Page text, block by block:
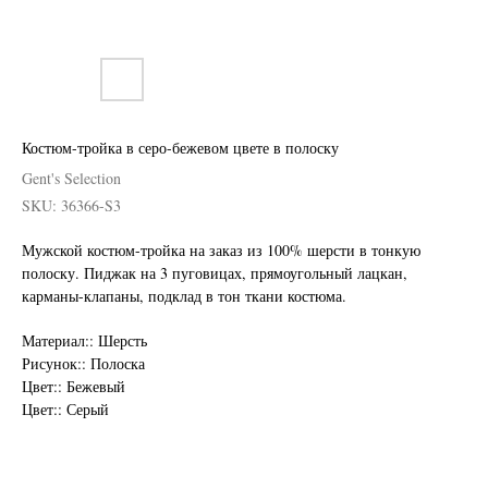
Костюм-тройка в серо-бежевом цвете в полоску
Gent's Selection
SKU: 36366-S3
Мужской костюм-тройка на заказ из 100% шерсти в тонкую
полоску. Пиджак на 3 пуговицах, прямоугольный лацкан,
карманы-клапаны, подклад в тон ткани костюма.
Материал:: Шерсть
Рисунок:: Полоска
Цвет:: Бежевый
Цвет:: Серый
Пройдите тест и узнайте стоимость
Нужен отлично сидящий
костюм для офиса?